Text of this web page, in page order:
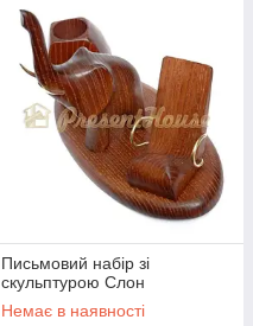
Письмовий набір зі
скульптурою Слон
Немає в наявності